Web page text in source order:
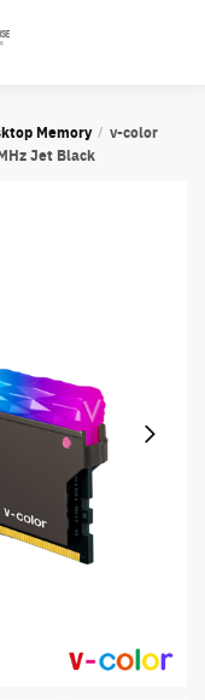
Memory / v-color
Jet Black